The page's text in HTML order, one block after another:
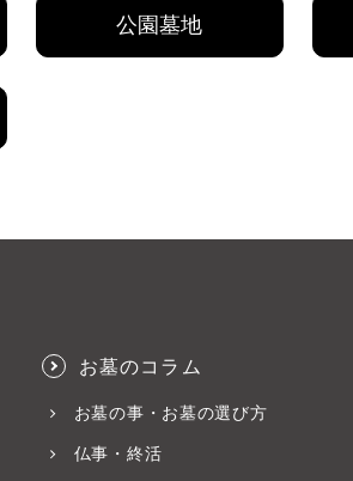
公園墓地
お墓のコラム
お墓の事・お墓の選び方
仏事・終活